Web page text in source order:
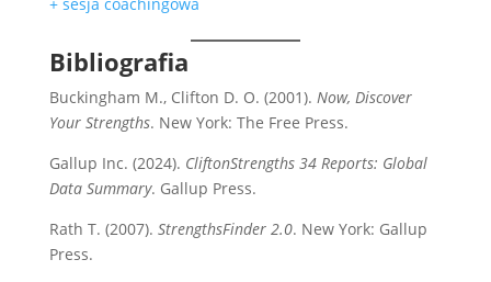
Bibliografia
Buckingham M., Clifton D. O. (2001). Now, Discover
Your Strengths. New York: The Free Press.
Gallup Inc. (2024). CliftonStrengths 34 Reports: Global
Data Summary. Gallup Press.
Rath T. (2007). StrengthsFinder 2.0. New York: Gallup
Press.